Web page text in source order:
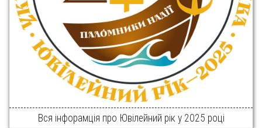
Вся інфорамція про Ювілейний рік у 2025 році